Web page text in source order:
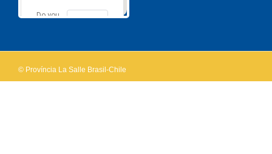
Do you
OK
© Província La Salle Brasil-Chile